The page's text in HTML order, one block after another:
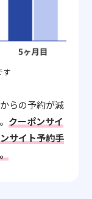
す
らの予約が減
クーポンサイ
サイト予約手